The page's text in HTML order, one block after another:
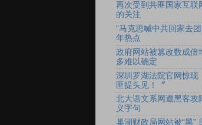
再次受到共匪国家互联
的关注
“马克思喊中共回家去
年热点
政府网站被篡改数成倍
多难以确定
深圳罗湖法院官网惊现
匪提头见！〞
北大语文系网遭黑客攻
义字句
巢湖财政局网站被“黑”